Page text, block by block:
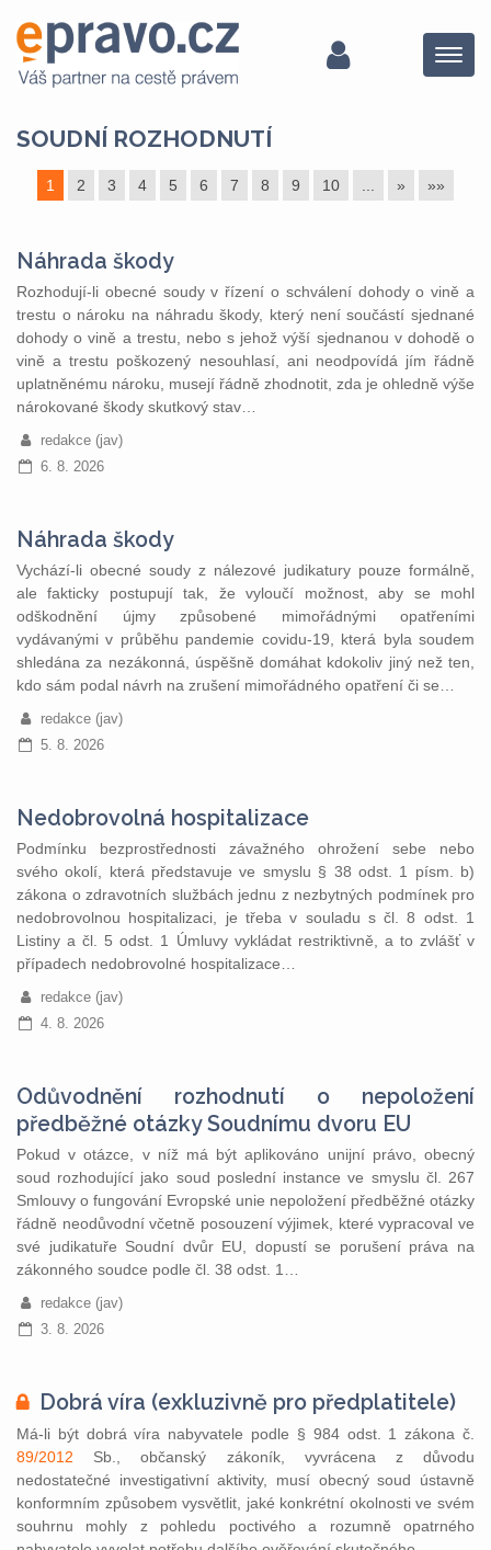
Menu
SOUDNÍ ROZHODNUTÍ
1 2 3 4 5 6 7 8 9 10 » »»
Náhrada škody
Rozhodují-li obecné soudy v řízení o schválení dohody o vině a
trestu o nároku na náhradu škody, který není součástí sjednané
dohody o vině a trestu, nebo s jehož výší sjednanou v dohodě o
vině a trestu poškozený nesouhlasí, ani neodpovídá jím řádně
uplatněnému nároku, musejí řádně zhodnotit, zda je ohledně výše
nárokované škody skutkový stav…
redakce (jav)
6. 8. 2026
Náhrada škody
Vychází-li obecné soudy z nálezové judikatury pouze formálně,
ale fakticky postupují tak, že vyloučí možnost, aby se mohl
odškodnění újmy způsobené mimořádnými opatřeními
vydávanými v průběhu pandemie covidu-19, která byla soudem
shledána za nezákonná, úspěšně domáhat kdokoliv jiný než ten,
kdo sám podal návrh na zrušení mimořádného opatření či se…
redakce (jav)
5. 8. 2026
Nedobrovolná hospitalizace
Podmínku bezprostřednosti závažného ohrožení sebe nebo
svého okolí, která představuje ve smyslu § 38 odst. 1 písm. b)
zákona o zdravotních službách jednu z nezbytných podmínek pro
nedobrovolnou hospitalizaci, je třeba v souladu s čl. 8 odst. 1
Listiny a čl. 5 odst. 1 Úmluvy vykládat restriktivně, a to zvlášť v
případech nedobrovolné hospitalizace…
redakce (jav)
4. 8. 2026
Odůvodnění rozhodnutí o nepoložení
předběžné otázky Soudnímu dvoru EU
Pokud v otázce, v níž má být aplikováno unijní právo, obecný
soud rozhodující jako soud poslední instance ve smyslu čl. 267
Smlouvy o fungování Evropské unie nepoložení předběžné otázky
řádně neodůvodní včetně posouzení výjimek, které vypracoval ve
své judikatuře Soudní dvůr EU, dopustí se porušení práva na
zákonného soudce podle čl. 38 odst. 1…
redakce (jav)
3. 8. 2026
Dobrá víra (exkluzivně pro předplatitele)
Má-li být dobrá víra nabyvatele podle § 984 odst. 1 zákona č.
89/2012 Sb., občanský zákoník, vyvrácena z důvodu
nedostatečné investigativní aktivity, musí obecný soud ústavně
konformním způsobem vysvětlit, jaké konkrétní okolnosti ve svém
souhrnu mohly z pohledu poctivého a rozumně opatrného